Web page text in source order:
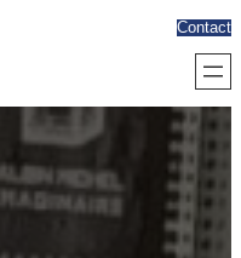
Contact